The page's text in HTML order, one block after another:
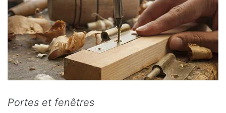
Portes et fenêtres